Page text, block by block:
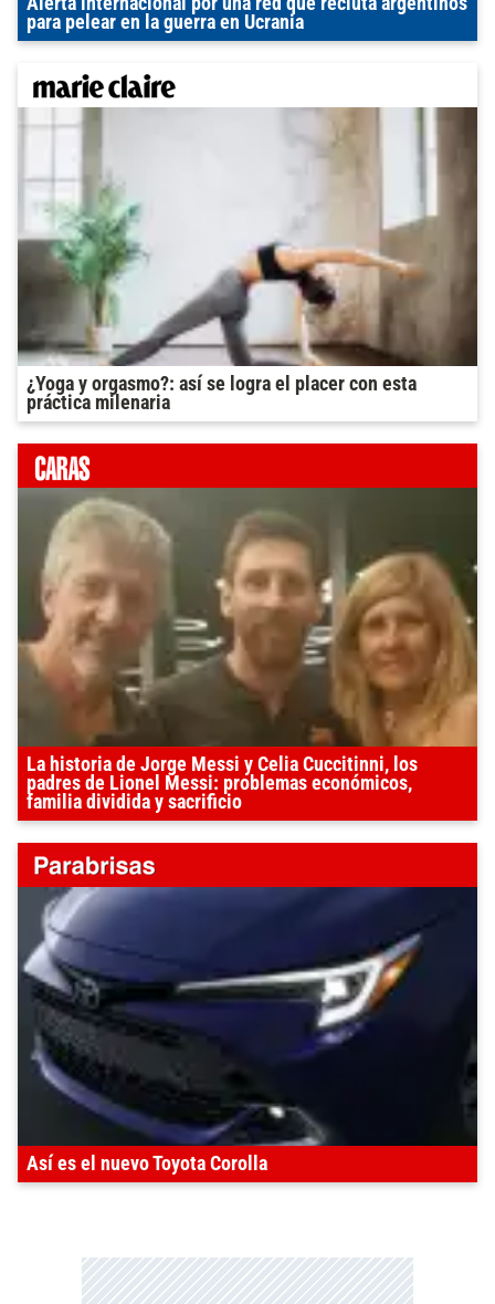
para pelear en la guerra en Ucrania
¿Yoga y orgasmo?: así se logra el placer con esta
práctica milenaria
La historia de Jorge Messi y Celia Cuccitinni, los
padres de Lionel Messi: problemas económicos,
familia dividida y sacrificio
Así es el nuevo Toyota Corolla